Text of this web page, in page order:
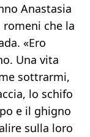
Anastasia
che la
«Ero
Una vita
sottrarmi,
lo schifo
e il ghigno
sulla loro